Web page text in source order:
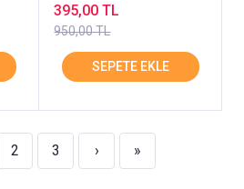
950,00 TL
395,00 TL
2 3 › »